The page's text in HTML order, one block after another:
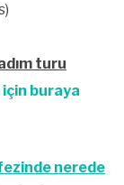
turu
buraya
nerede